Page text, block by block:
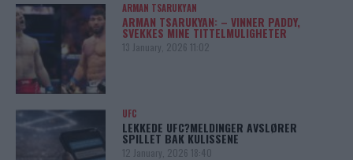
ARMAN TSARUKYAN
ARMAN TSARUKYAN: – VINNER PADDY,
SVEKKES MINE TITTELMULIGHETER
13 January, 2026 11:02
UFC
LEKKEDE UFC?MELDINGER AVSLØRER
SPILLET BAK KULISSENE
12 January, 2026 18:40